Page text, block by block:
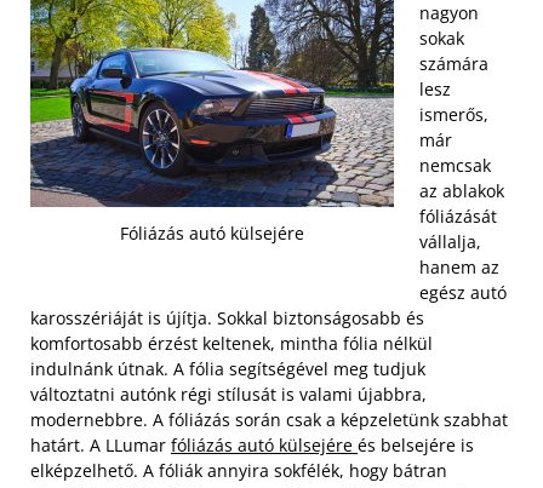
Fóliázás autó külsejére
nagyon
sokak
számára
lesz
ismerős,
már
nemcsak
az ablakok
fóliázását
vállalja,
hanem az
egész autó
karosszériáját is újítja. Sokkal biztonságosabb és
komfortosabb érzést keltenek, mintha fólia nélkül
indulnánk útnak. A fólia segítségével meg tudjuk
változtatni autónk régi stílusát is valami újabbra,
modernebbre. A fóliázás során csak a képzeletünk szabhat
határt. A LLumar fóliázás autó külsejére és belsejére is
elképzelhető. A fóliák annyira sokfélék, hogy bátran